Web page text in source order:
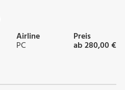
Airline
PC
Preis
ab 280,00 €